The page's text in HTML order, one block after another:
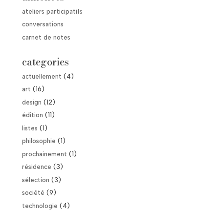
ateliers participatifs
conversations
carnet de notes
categories
actuellement (4)
art (16)
design (12)
édition (11)
listes (1)
philosophie (1)
prochainement (1)
résidence (3)
sélection (3)
société (9)
technologie (4)